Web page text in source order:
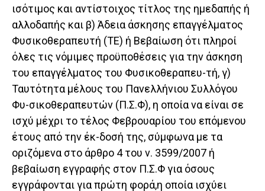
ισότιμος και αντίστοιχος τίτλος της ημεδαπής ή
αλλοδαπής και β) Άδεια άσκησης επαγγέλματος
Φυσικοθεραπευτή (ΤΕ) ή Βεβαίωση ότι πληροί
όλες τις νόμιμες προϋποθέσεις για την άσκηση
του επαγγέλματος του Φυσικοθεραπευ-τή, γ)
Ταυτότητα μέλους του Πανελλήνιου Συλλόγου
Φυ-σικοθεραπευτών (Π.Σ.Φ), η οποία να είναι σε
ισχύ μέχρι το τέλος Φεβρουαρίου του επόμενου
έτους από την έκ-δοσή της, σύμφωνα με τα
οριζόμενα στο άρθρο 4 του ν. 3599/2007 ή
βεβαίωση εγγραφής στον Π.Σ.Φ για όσους
εγγράφονται για πρώτη φορά,η οποία ισχύει